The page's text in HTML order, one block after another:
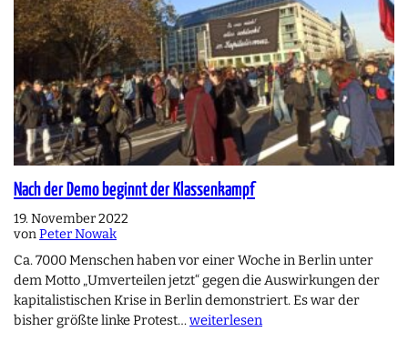
Nach der Demo beginnt der Klassenkampf
19. November 2022
vonPeter Nowak
Ca. 7000 Menschen haben vor einer Woche in Berlin unter
dem Motto „Umverteilen jetzt“ gegen die Auswirkungen der
kapitalistischen Krise in Berlin demonstriert. Es war der
bisher größte linke Protest…weiterlesen